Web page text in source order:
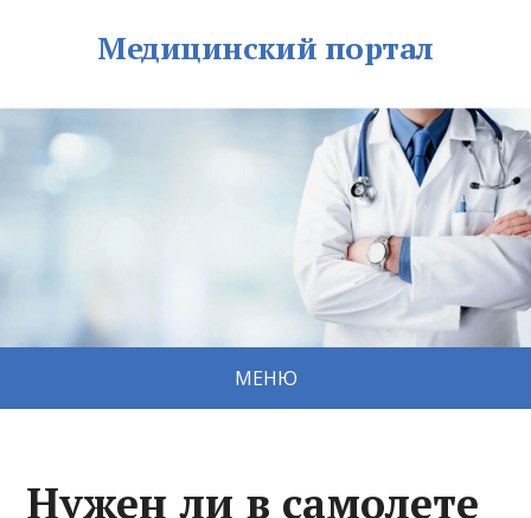
Медицинский портал
МЕНЮ
Нужен ли в самолете